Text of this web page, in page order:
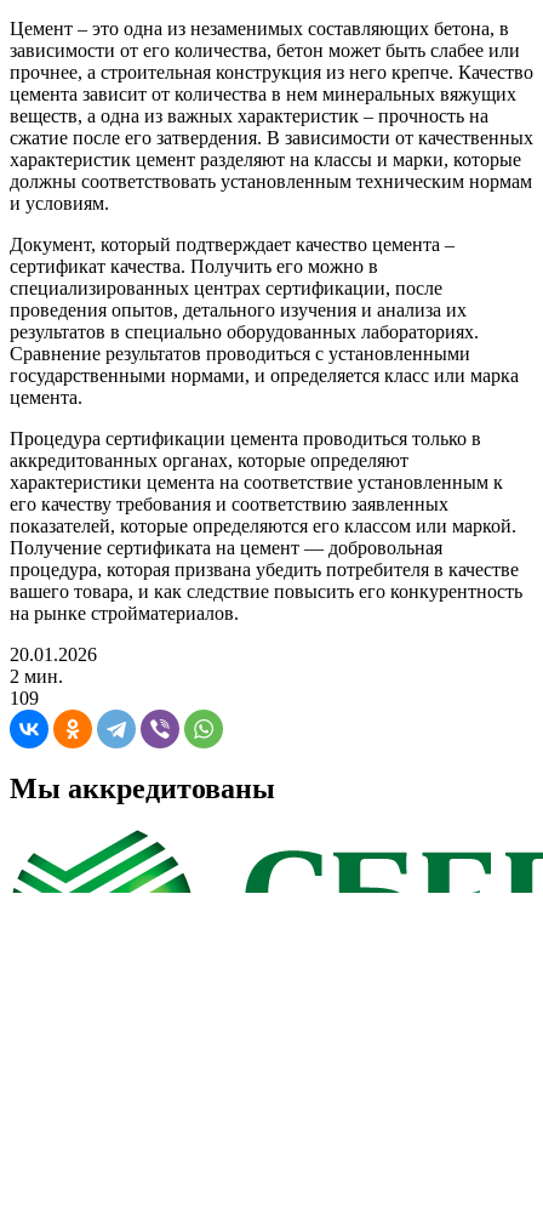
Цемент – это одна из незаменимых составляющих бетона, в
зависимости от его количества, бетон может быть слабее или
прочнее, а строительная конструкция из него крепче. Качество
цемента зависит от количества в нем минеральных вяжущих
веществ, а одна из важных характеристик – прочность на
сжатие после его затвердения. В зависимости от качественных
характеристик цемент разделяют на классы и марки, которые
должны соответствовать установленным техническим нормам
и условиям.
Документ, который подтверждает качество цемента –
сертификат качества. Получить его можно в
специализированных центрах сертификации, после
проведения опытов, детального изучения и анализа их
результатов в специально оборудованных лабораториях.
Сравнение результатов проводиться с установленными
государственными нормами, и определяется класс или марка
цемента.
Процедура сертификации цемента проводиться только в
аккредитованных органах, которые определяют
характеристики цемента на соответствие установленным к
его качеству требования и соответствию заявленных
показателей, которые определяются его классом или маркой.
Получение сертификата на цемент — добровольная
процедура, которая призвана убедить потребителя в качестве
вашего товара, и как следствие повысить его конкурентность
на рынке стройматериалов.
20.01.2026
2 мин.
109
Мы аккредитованы